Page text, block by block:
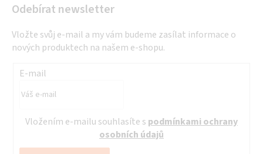
Odebírat newsletter
Vložte svůj e-mail a my vám budeme zasílat informace o
nových produktech na našem e-shopu.
E-mail
Vložením e-mailu souhlasíte s podmínkami ochrany
osobních údajů